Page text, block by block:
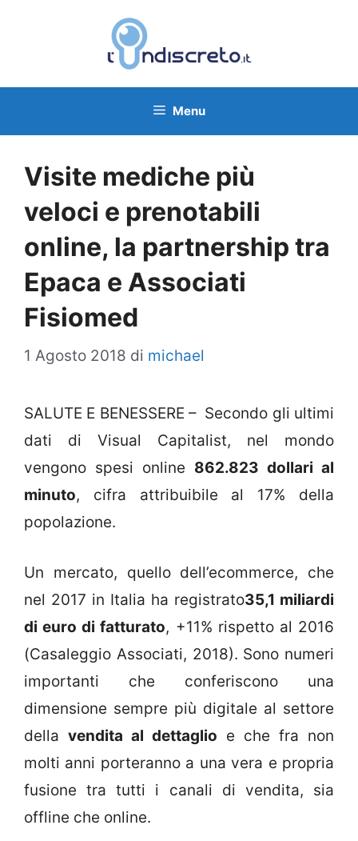
Menu
Visite mediche più
veloci e prenotabili
online, la partnership tra
Epaca e Associati
Fisiomed
1 Agosto 2018 di michael
SALUTE E BENESSERE – Secondo gli ultimi
dati di Visual Capitalist, nel mondo
vengono spesi online 862.823 dollari al
minuto, cifra attribuibile al 17% della
popolazione.
Un mercato, quello dell’ecommerce, che
nel 2017 in Italia ha registrato35,1 miliardi
di euro di fatturato, +11% rispetto al 2016
(Casaleggio Associati, 2018). Sono numeri
importanti che conferiscono una
dimensione sempre più digitale al settore
della vendita al dettaglio e che fra non
molti anni porteranno a una vera e propria
fusione tra tutti i canali di vendita, sia
offline che online.